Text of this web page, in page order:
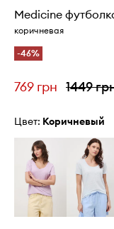
Medicine
коричневая
-46%
769 грн 1449
Цвет: коричневый